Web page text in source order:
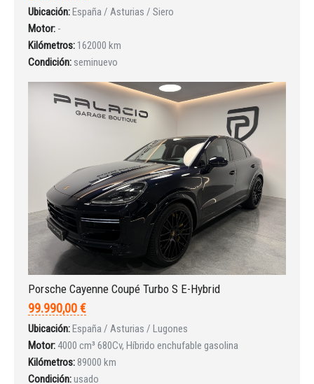
Ubicación:España / Asturias / Siero
Motor: -
Kilómetros: 162000 km
Condición: seminuevo
Porsche Cayenne Coupé Turbo S E-Hybrid
99.990,00 €
Ubicación:España / Asturias / Lugones
Motor:4000 cm³ 680Cv, Híbrido enchufable gasolina
Kilómetros: 89000 km
Condición:usado